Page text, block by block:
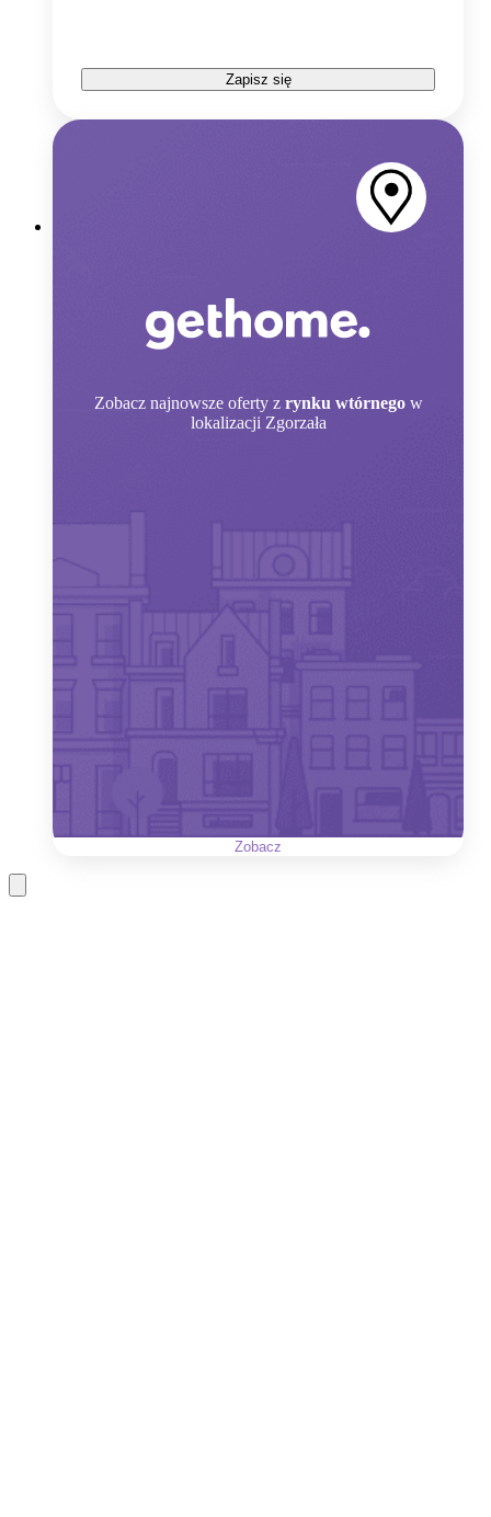
Zapisz się
Zobacz najnowsze oferty z rynku wtórnego w
lokalizacji Zgorzała
Zobacz